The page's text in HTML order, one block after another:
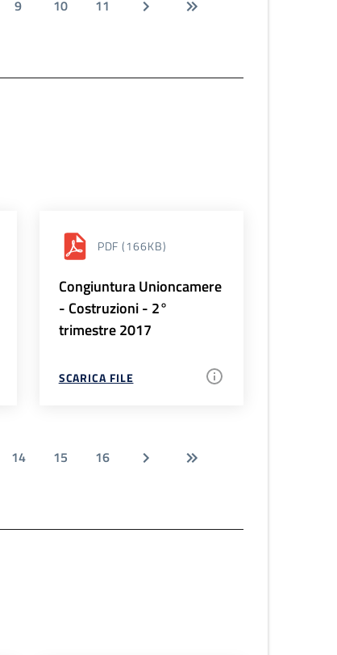
9 10 11
PDF (166KB)
Congiuntura Unioncamere
- Costruzioni - 2°
trimestre 2017
SCARICA FILE
14 15 16